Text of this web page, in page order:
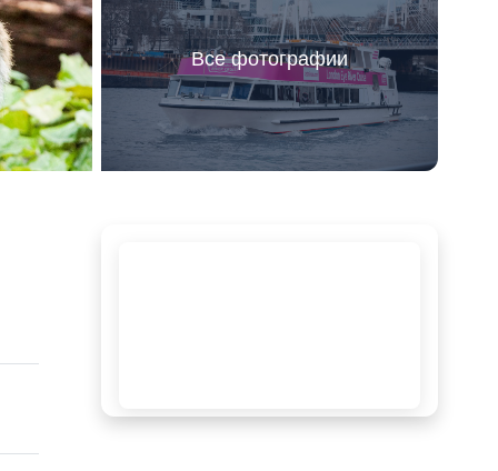
Все фотографии